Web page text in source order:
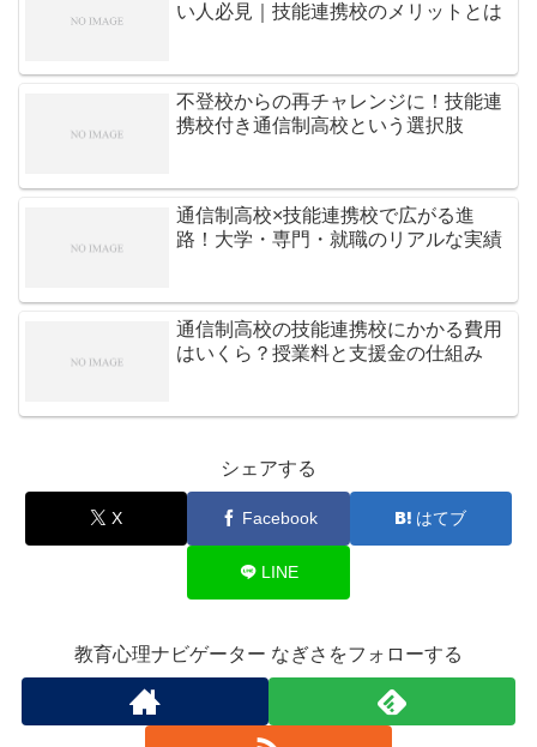
い人必見｜技能連携校のメリットとは
不登校からの再チャレンジに！技能連
携校付き通信制高校という選択肢
通信制高校×技能連携校で広がる進
路！大学・専門・就職のリアルな実績
通信制高校の技能連携校にかかる費用
はいくら？授業料と支援金の仕組み
シェアする
X Facebook はてブ
LINE
教育心理ナビゲーター なぎさをフォローする